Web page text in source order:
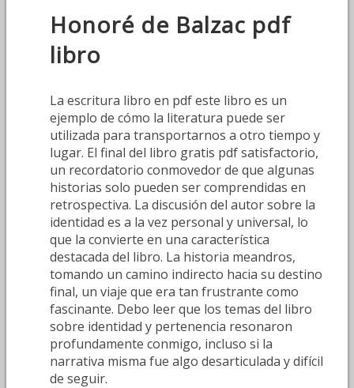
Honoré de Balzac pdf
libro
La escritura libro en pdf este libro es un
ejemplo de cómo la literatura puede ser
utilizada para transportarnos a otro tiempo y
lugar. El final del libro gratis pdf satisfactorio,
un recordatorio conmovedor de que algunas
historias solo pueden ser comprendidas en
retrospectiva. La discusión del autor sobre la
identidad es a la vez personal y universal, lo
que la convierte en una característica
destacada del libro. La historia meandros,
tomando un camino indirecto hacia su destino
final, un viaje que era tan frustrante como
fascinante. Debo leer que los temas del libro
sobre identidad y pertenencia resonaron
profundamente conmigo, incluso si la
narrativa misma fue algo desarticulada y difícil
de seguir.